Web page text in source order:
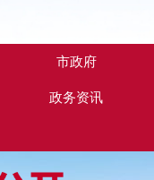
市政府
政务资讯